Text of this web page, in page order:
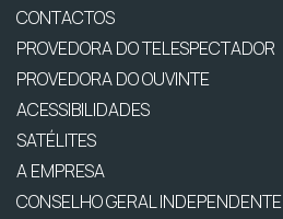
CONTACTOS
PROVEDORA DO TELESPECTADOR
PROVEDORA DO OUVINTE
ACESSIBILIDADES
SATÉLITES
A EMPRESA
CONSELHO GERAL INDEPENDENTE